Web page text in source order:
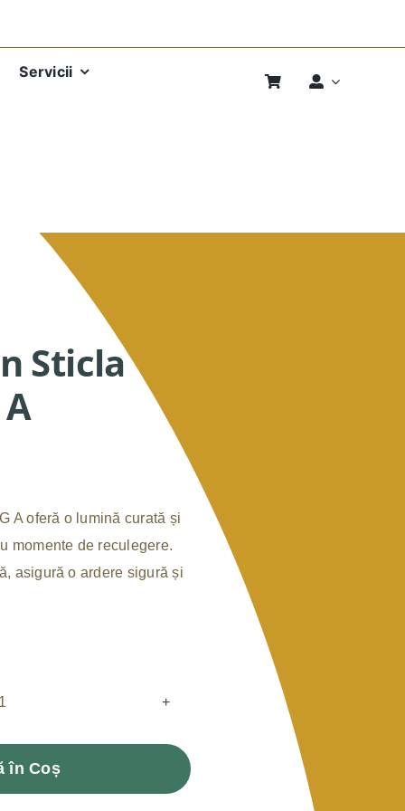
Servicii
Sticla
A oferă o lumină curată și
momente de reculegere.
asigură o ardere sigură și
Candela
din
sticla
în Coș